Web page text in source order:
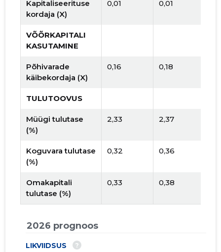
Kapitaliseerituse
kordaja (X)
0,01 0,01
VÕÕRKAPITALI
KASUTAMINE
Põhivarade
käibekordaja (X)
0,16 0,18
TULUTOOVUS
Müügi tulutase
(%)
2,33 2,37
Koguvara tulutase
(%)
0,32 0,36
Omakapitali
tulutase (%)
0,33 0,38
2026 prognoos
LIKVIIDSUS ?